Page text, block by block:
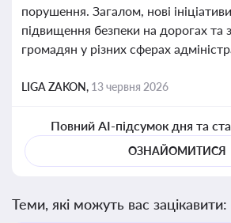
порушення. Загалом, нові
підвищення безпеки на дорогах та
громадян у різних сферах
LIGA ZAKON, 13 червня 2026
Повний AI-підсумок дня та
ОЗНАЙОМИТИСЯ
Теми, які можуть вас зацікавити: